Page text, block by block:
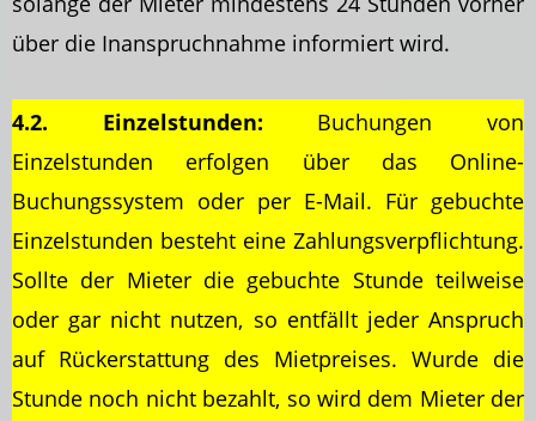
über die Inanspruchnahme informiert wird.
4.2. Einzelstunden: Buchungen von
Einzelstunden erfolgen über das Online-
Buchungssystem oder per E-Mail. Für gebuchte
Einzelstunden besteht eine Zahlungsverpflichtung.
Sollte der Mieter die gebuchte Stunde teilweise
oder gar nicht nutzen, so entfällt jeder Anspruch
auf Rückerstattung des Mietpreises. Wurde die
Stunde noch nicht bezahlt, so wird dem Mieter der